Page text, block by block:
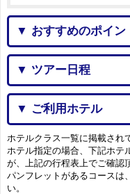
▼ おすすめのポイン
▼ ツアー日程
▼ ご利用ホテル
ホテルクラス一覧に掲載され
ホテル指定の場合、下記ホテ
が、上記の行程表上でご確認
パンフレットがあるコースは
い。